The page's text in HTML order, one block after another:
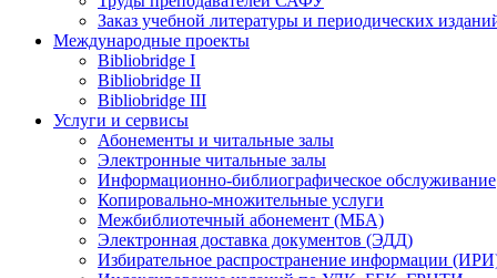
Заказ учебной литературы и периодических
Международные проекты
Bibliobridge I
Bibliobridge II
Bibliobridge III
Услуги и сервисы
Абонементы и читальные залы
Электронные читальные залы
Информационно-библиографическое обслуживание
Копировально-множительные услуги
Межбиблиотечный абонемент (МБА)
Электронная доставка документов (ЭДД)
Избирательное распространение информации